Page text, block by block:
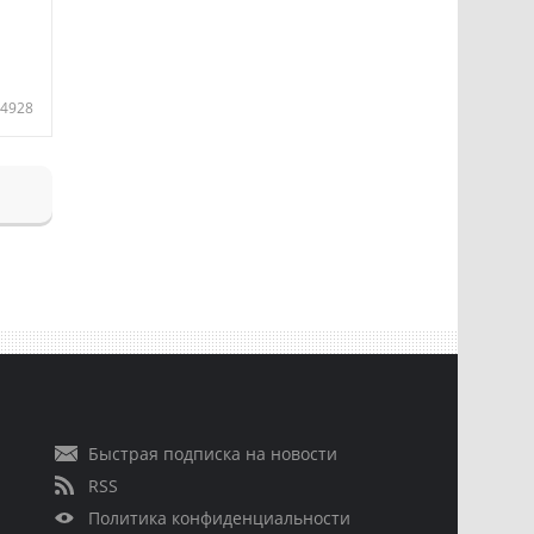
4928
Быстрая подписка на новости
RSS
Политика конфиденциальности